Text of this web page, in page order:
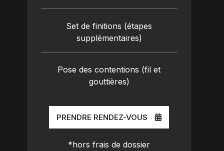
Set de finitions (étapes
supplémentaires)
Pose des contentions (fil et
gouttières)
PRENDRE RENDEZ-VOUS
*hors frais de dossier